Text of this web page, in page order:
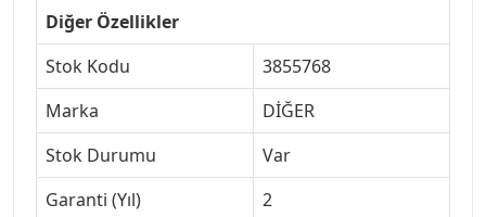
Diğer Özellikler
Stok Kodu
3855768
Marka
DİĞER
Stok Durumu
Var
Garanti (Yıl)
2